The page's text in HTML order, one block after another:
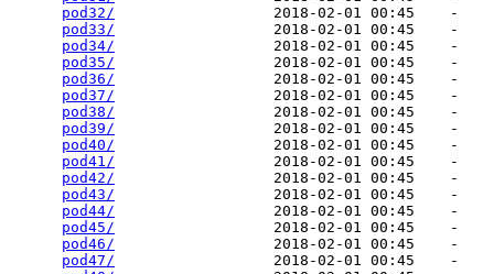
pod32/
                  2018-02-01 00:45    -
pod33/
                  2018-02-01 00:45    -
pod34/
                  2018-02-01 00:45    -
pod35/
                  2018-02-01 00:45    -
pod36/
                  2018-02-01 00:45    -
pod37/
                  2018-02-01 00:45    -
pod38/
                  2018-02-01 00:45    -
pod39/
                  2018-02-01 00:45    -
pod40/
                  2018-02-01 00:45    -
pod41/
                  2018-02-01 00:45    -
pod42/
                  2018-02-01 00:45    -
pod43/
                  2018-02-01 00:45    -
pod44/
                  2018-02-01 00:45    -
pod45/
                  2018-02-01 00:45    -
pod46/
                  2018-02-01 00:45    -
pod47/
                  2018-02-01 00:45    -